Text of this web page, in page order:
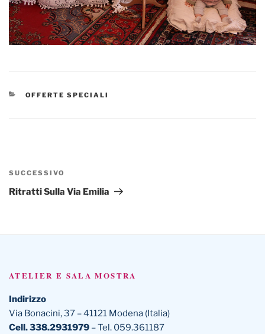
CATEGORIE
OFFERTE SPECIALI
articoli
Articolo
successivo
SUCCESSIVO
Ritratti Sulla Via Emilia
ATELIER E SALA MOSTRA
Indirizzo
Via Bonacini, 37 – 41121 Modena (Italia)
Cell. 338.2931979 – Tel. 059.361187